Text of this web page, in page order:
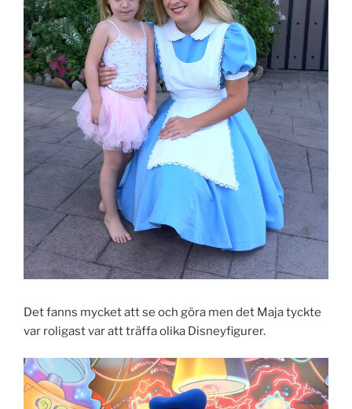
Det fanns mycket att se och göra men det Maja tyckte
var roligast var att träffa olika Disneyfigurer.